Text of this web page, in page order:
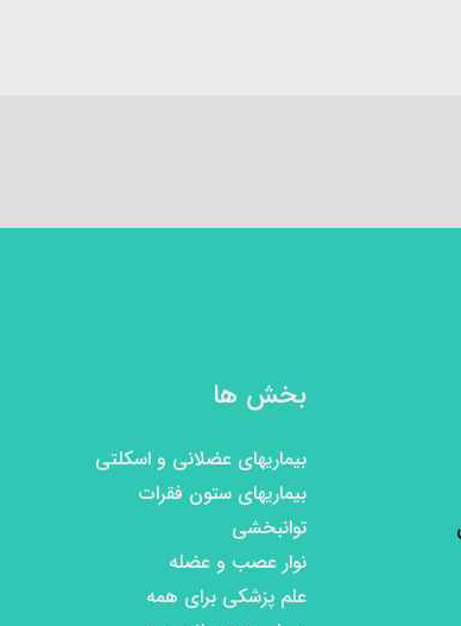
بخش ها
بیماریهای عضلانی و اسکلتی
بیماریهای ستون فقرات
توانبخشی
نوار عصب و عضله
علم پزشکی برای همه